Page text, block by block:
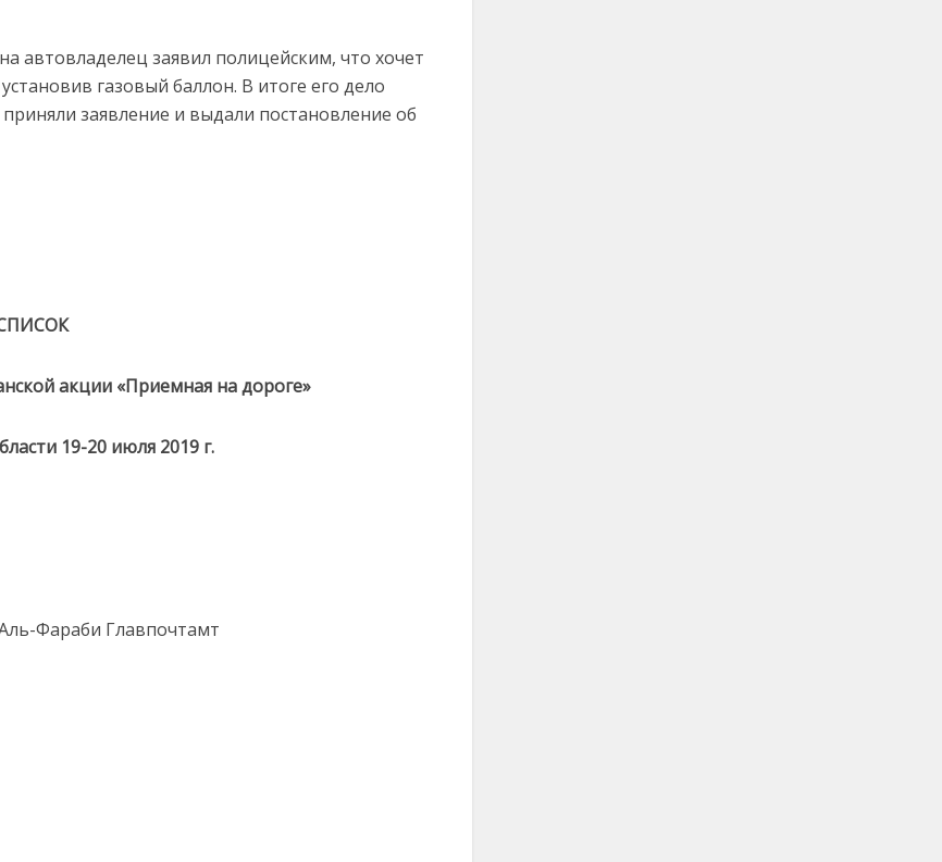
автовладелец заявил полицейским, что хочет
газовый баллон. В итоге его дело
заявление и выдали постановление об
акции «Приемная на дороге»
19-20 июля 2019 г.
Фараби Главпочтамт